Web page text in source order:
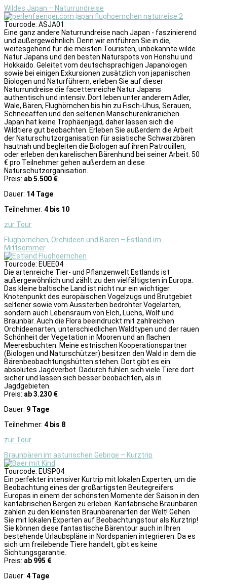
Wildes Japan – Naturrundreise
Tourcode: ASJA01
Eine ganz andere Naturrundreise nach Japan - faszinierend
und außergewöhnlich. Denn wir entführen Sie in die,
weitesgehend für die meisten Touristen, unbekannte wilde
Natur Japans und den besten Naturspots von Honshu und
Hokkaido. Geleitet vom deutschsprachigen Japanologen
sowie bei einigen Exkursionen zusätzlich von japanischen
Biologen und Naturführern, erleben Sie auf dieser
Naturrundreise die facettenreiche Natur Japans
authentisch und intensiv. Dort leben unter anderem Adler,
Wale, Bären, Flughörnchen bis hin zu Fisch-Uhus, Serauen,
Schneeaffen und den seltenen Manschurenkranichen.
Japan hat keine Trophäenjagd, daher lassen sich die
Wildtiere gut beobachten. Erleben Sie außerdem die Arbeit
der Naturschutzorganisation für asiatische Schwarzbären
hautnah und begleiten die Biologen auf ihren Patrouillen,
oder erleben den karelischen Bärenhund bei seiner Arbeit. 50
€ pro Teilnehmer gehen außerdem an diese
Naturschutzorganisation.
Preis: ab 5.500 €
Dauer: 14 Tage
Teilnehmer: 4 bis 10
zur Tour
Flughörnchen, Orchideen und Bären – Estland im
Mittsommer
Tourcode: EUEE04
Die artenreiche Tier- und Pflanzenwelt Estlands ist
außergewöhnlich und zählt zu den vielfältigsten in Europa.
Das kleine baltische Land ist nicht nur ein wichtiger
Knotenpunkt des europäischen Vogelzugs und Brutgebiet
seltener sowie vom Aussterben bedrohter Vogelarten,
sondern auch Lebensraum von Elch, Luchs, Wolf und
Braunbär. Auch die Flora beeindruckt mit zahlreichen
Orchideenarten, unterschiedlichen Waldtypen und der rauen
Schönheit der Vegetation in Mooren und an flachen
Meeresbuchten. Meine estnischen Kooperationspartner
(Biologen und Naturschützer) besitzen den Wald in dem die
Bärenbeobachtungshütten stehen. Dort gibt es ein
absolutes Jagdverbot. Dadurch fühlen sich viele Tiere dort
sicher und lassen sich besser beobachten, als in
Jagdgebieten.
Preis: ab 3.230 €
Dauer: 9 Tage
Teilnehmer: 4 bis 8
zur Tour
Braunbären im asturischen Gebirge – Kurztrip
Tourcode: EUSP04
Ein perfekter intensiver Kurtrip mit lokalen Experten, um die
Beobachtung eines der großartigsten Beutegreifers
Europas in einem der schönsten Momente der Saison in den
kantabrischen Bergen zu erleben. Kantabrische Braunbären
zählen zu den kleinsten Braunbärenarten der Welt! Gehen
Sie mit lokalen Experten auf Beobachtungstour als Kurztrip!
Sie können diese fantastische Bärentour auch in Ihren
bestehende Urlaubspläne in Nordspanien integrieren. Da es
sich um freilebende Tiere handelt, gibt es keine
Sichtungsgarantie.
Preis: ab 995 €
Dauer: 4 Tage